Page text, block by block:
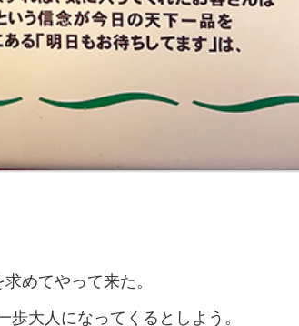
求めてやって来た。
歩大人になってくるとしよう。